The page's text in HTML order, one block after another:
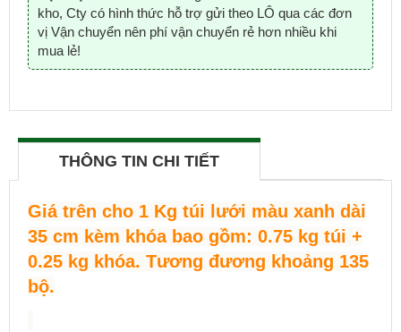
kho, Cty có hình thức hỗ trợ gửi theo LÔ qua các đơn
vị Vận chuyển nên phí vận chuyển rẻ hơn nhiều khi
mua lẻ!
THÔNG TIN CHI TIẾT
Giá trên cho 1 Kg túi lưới màu xanh dài
35 cm kèm khóa bao gồm: 0.75 kg túi +
0.25 kg khóa. Tương đương khoảng 135
bộ.